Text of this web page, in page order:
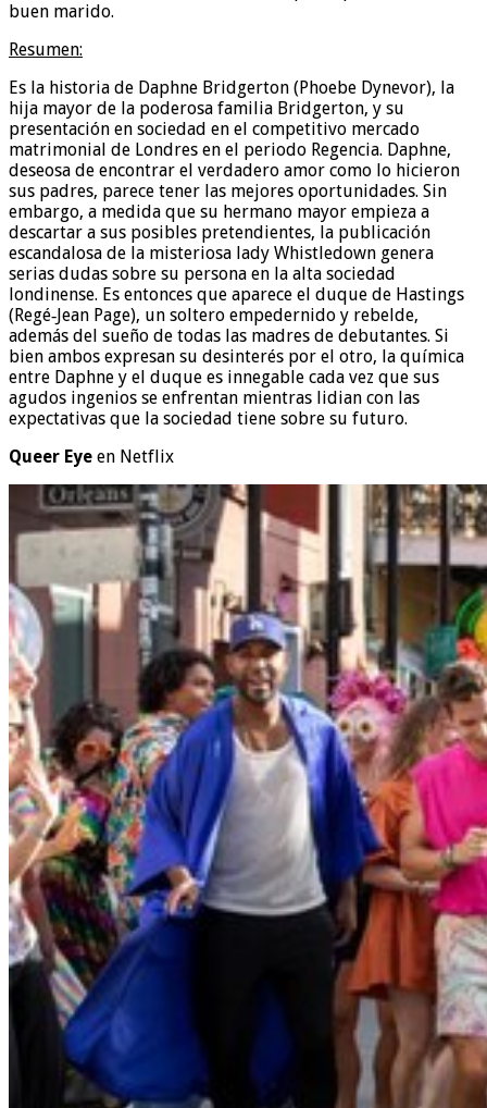
buen marido.
Resumen:
Es la historia de Daphne Bridgerton (Phoebe Dynevor), la
hija mayor de la poderosa familia Bridgerton, y su
presentación en sociedad en el competitivo mercado
matrimonial de Londres en el periodo Regencia. Daphne,
deseosa de encontrar el verdadero amor como lo hicieron
sus padres, parece tener las mejores oportunidades. Sin
embargo, a medida que su hermano mayor empieza a
descartar a sus posibles pretendientes, la publicación
escandalosa de la misteriosa lady Whistledown genera
serias dudas sobre su persona en la alta sociedad
londinense. Es entonces que aparece el duque de Hastings
(Regé‑Jean Page), un soltero empedernido y rebelde,
además del sueño de todas las madres de debutantes. Si
bien ambos expresan su desinterés por el otro, la química
entre Daphne y el duque es innegable cada vez que sus
agudos ingenios se enfrentan mientras lidian con las
expectativas que la sociedad tiene sobre su futuro.
Queer Eye en Netflix